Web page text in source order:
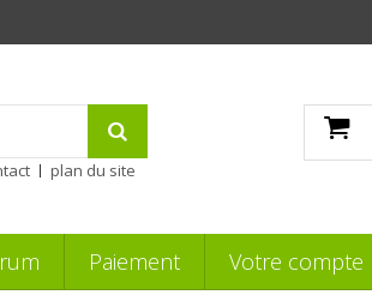
plan du site
Paiement Votre compte